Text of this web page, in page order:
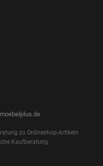
zu Onlineshop-Artikeln
Kaufberatung.